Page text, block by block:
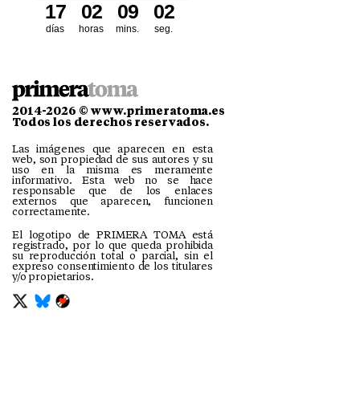
días
17
horas
02
mins.
09
seg.
01
2014-2026 © www.primeratoma.es
Todos los derechos reservados.
Las imágenes que aparecen en esta
web, son propiedad de sus autores y su
uso en la misma es meramente
informativo. Esta web no se hace
responsable que de los enlaces
externos que aparecen, funcionen
correctamente.
El logotipo de PRIMERA TOMA está
registrado, por lo que queda prohibida
su reproducción total o parcial, sin el
expreso consentimiento de los titulares
y/o propietarios.